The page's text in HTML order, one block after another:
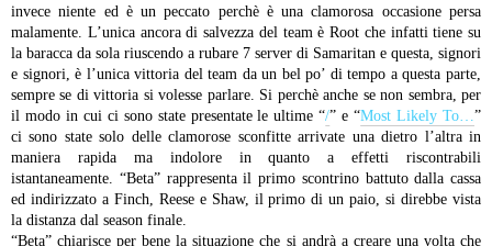
invece niente ed è un peccato perchè è una clamorosa occasione persa
malamente. L’unica ancora di salvezza del team è Root che infatti tiene su
la baracca da sola riuscendo a rubare 7 server di Samaritan e questa, signori
e signori, è l’unica vittoria del team da un bel po’ di tempo a questa parte,
sempre se di vittoria si volesse parlare. Si perchè anche se non sembra, per
il modo in cui ci sono state presentate le ultime “/” e “Most Likely To…”
ci sono state solo delle clamorose sconfitte arrivate una dietro l’altra in
maniera rapida ma indolore in quanto a effetti riscontrabili
istantaneamente. “Beta” rappresenta il primo scontrino battuto dalla cassa
ed indirizzato a Finch, Reese e Shaw, il primo di un paio, si direbbe vista
la distanza dal season finale.
“Beta” chiarisce per bene la situazione che si andrà a creare una volta che